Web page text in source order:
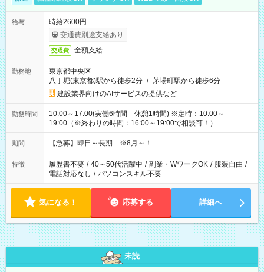
給与
時給2600円
交通費別途支給あり
交通費 全額支給
勤務地
東京都中央区
八丁堀(東京都)駅から徒歩2分 / 茅場町駅から徒歩6分
建設業界向けのAIサービスの提供など
勤務時間
10:00～17:00(実働6時間 休憩1時間) ※定時：10:00～
19:00（※終わりの時間：16:00～19:00で相談可！）
期間 【急募】即日～長期 ※8月～！
特徴 履歴書不要 / 40～50代活躍中 / 副業・WワークOK / 服装自由 /
電話対応なし / パソコンスキル不要
気になる！ 応募する 詳細へ
未読